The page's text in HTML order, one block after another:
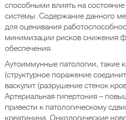
способными влиять на
системы. Содержание данного
для оценивания
минимизации рисков снижения
обеспечения.
Аутоиммунные патологии, такие
(структурное поражение
васкулит (разрушение стенок
Артериальная гипертония –
привести к патологическому
креатинина. Онкологические